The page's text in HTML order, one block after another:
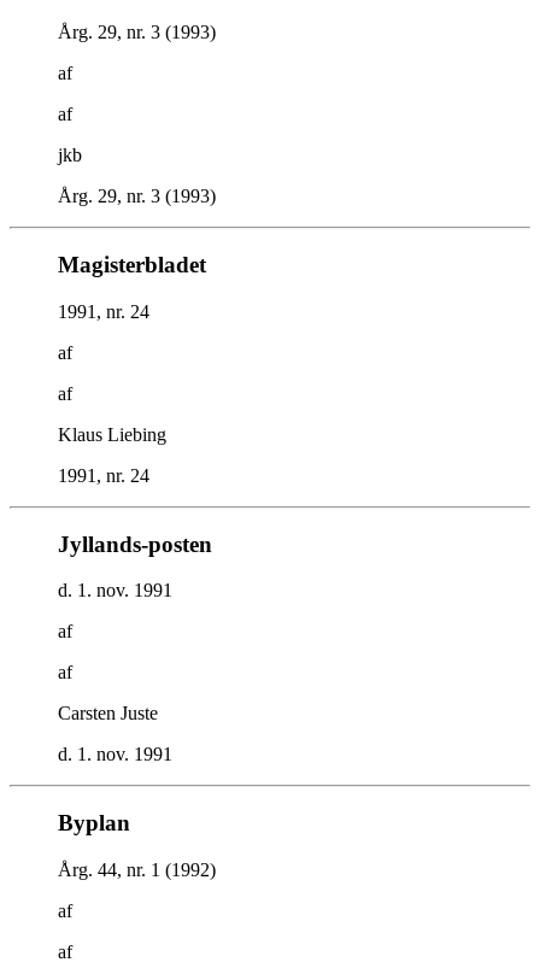
Årg. 29, nr. 3 (1993)
af
af
jkb
Årg. 29, nr. 3 (1993)
Magisterbladet
1991, nr. 24
af
af
Klaus Liebing
1991, nr. 24
Jyllands-posten
d. 1. nov. 1991
af
af
Carsten Juste
d. 1. nov. 1991
Byplan
Årg. 44, nr. 1 (1992)
af
af